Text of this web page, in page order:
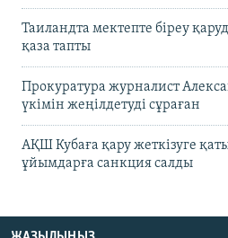
Таиландта мектепте біреу
қаза тапты
Прокуратура журналист
үкімін жеңілдетуді сұраған
АҚШ Кубаға қару жеткізуге
ұйымдарға санкция салды